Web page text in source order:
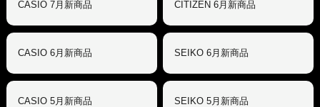
CASIO 7月新商品 CITIZEN 6月新商品
CASIO 6月新商品 SEIKO 6月新商品
CASIO 5月新商品 SEIKO 5月新商品